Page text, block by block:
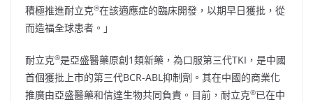
積極推進耐立克®在該適應症的臨床開發，以期早日獲批，從
而造福全球患者。」
耐立克®是亞盛醫藥原創1類新藥，為口服第三代TKI，是中國
首個獲批上市的第三代BCR-ABL抑制劑。其在中國的商業化
推廣由亞盛醫藥和信達生物共同負責。目前，耐立克®已在中